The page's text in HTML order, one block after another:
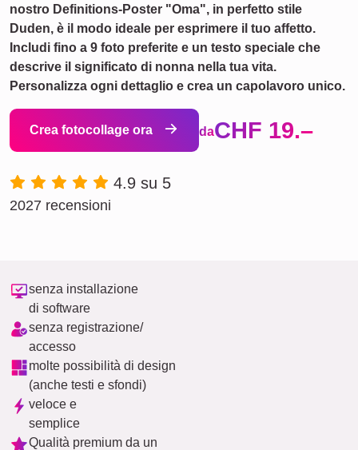
nostro Definitions-Poster "Oma", in perfetto stile
Duden, è il modo ideale per esprimere il tuo affetto.
Includi fino a 9 foto preferite e un testo speciale che
descrive il significato di nonna nella tua vita.
Personalizza ogni dettaglio e crea un capolavoro unico.
Crea fotocollage ora daCHF 19.–
4.9 su 5
2027 recensioni
senza installazione
di software
senza registrazione/
accesso
molte possibilità di design
(anche testi e sfondi)
veloce e
semplice
Qualità premium da un